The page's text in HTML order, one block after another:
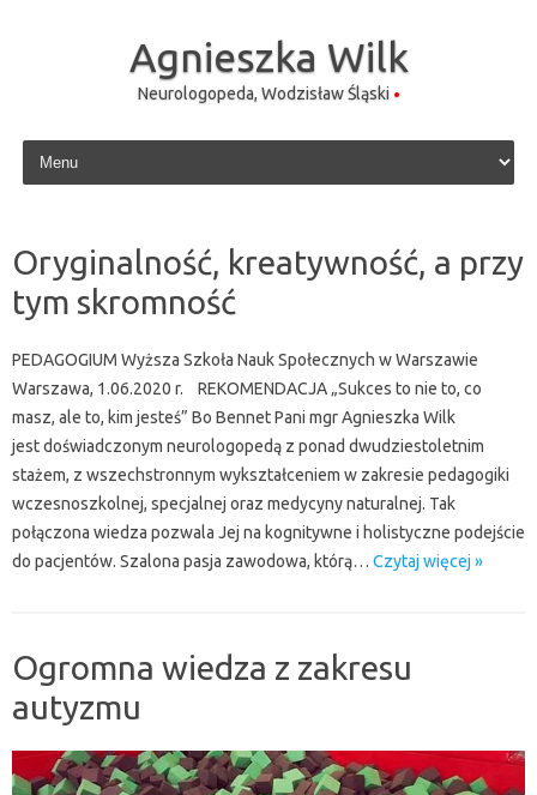
Agnieszka Wilk
Neurologopeda, Wodzisław Śląski
Skip to content
Oryginalność, kreatywność, a przy
tym skromność
PEDAGOGIUM Wyższa Szkoła Nauk Społecznych w Warszawie
Warszawa, 1.06.2020 r. REKOMENDACJA „Sukces to nie to, co
masz, ale to, kim jesteś” Bo Bennet Pani mgr Agnieszka Wilk
jest doświadczonym neurologopedą z ponad dwudziestoletnim
stażem, z wszechstronnym wykształceniem w zakresie pedagogiki
wczesnoszkolnej, specjalnej oraz medycyny naturalnej. Tak
połączona wiedza pozwala Jej na kognitywne i holistyczne podejście
do pacjentów. Szalona pasja zawodowa, którą… Czytaj więcej »
Ogromna wiedza z zakresu
autyzmu